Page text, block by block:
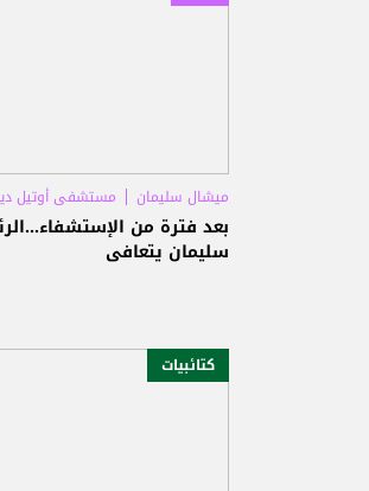
ميشال سليمان
مستشفى أوتيل
طرابلس
بعد فترة من
سليمان يتعافى
كتائبيات